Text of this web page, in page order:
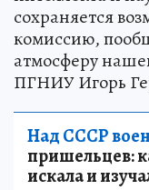
сохраняется
комиссию,
атмосферу
ПГНИУ Игорь
Над СССР
пришельцев:
искала и